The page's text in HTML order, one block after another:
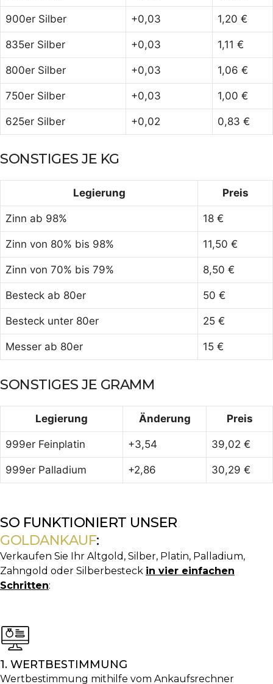
900er Silber +0,03 1,20 €
835er Silber +0,03 1,11 €
800er Silber +0,03 1,06 €
750er Silber +0,03 1,00 €
625er Silber +0,02 0,83 €
SONSTIGES JE KG
Legierung Preis
Zinn ab 98% 18 €
Zinn von 80% bis 98% 11,50 €
Zinn von 70% bis 79% 8,50 €
Besteck ab 80er 50 €
Besteck unter 80er 25 €
Messer ab 80er 15 €
SONSTIGES JE GRAMM
Legierung Änderung Preis
999er Feinplatin +3,54 39,02 €
999er Palladium +2,86 30,29 €
SO FUNKTIONIERT UNSER
GOLDANKAUF:
Verkaufen Sie Ihr Altgold, Silber, Platin, Palladium,
Zahngold oder Silberbesteck in vier einfachen
Schritten:
1. WERTBESTIMMUNG
Wertbestimmung mithilfe vom Ankaufsrechner